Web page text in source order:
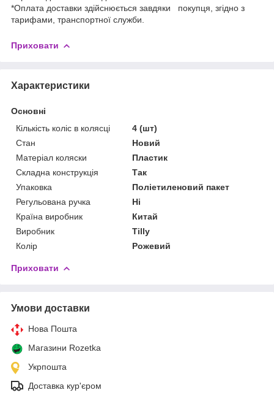
*Оплата доставки здійснюється завдяки покупця, згідно з
тарифами, транспортної служби.
Приховати
Характеристики
Основні
Кількість коліс в колясці
4 (шт)
Стан
Новий
Матеріал коляски
Пластик
Складна конструкція
Так
Упаковка
Поліетиленовий пакет
Регульована ручка
Ні
Країна виробник
Китай
Виробник
Tilly
Колір
Рожевий
Приховати
Умови доставки
Нова Пошта
Магазини Rozetka
Укрпошта
Доставка кур'єром